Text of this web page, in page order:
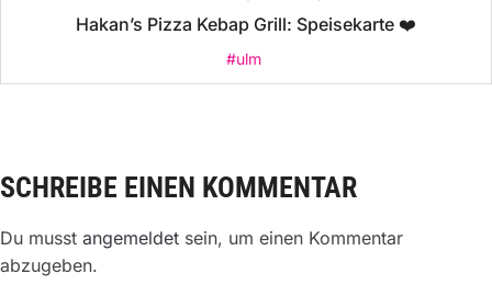
Hakan’s Pizza Kebap Grill: Speisekarte ❤️
#ulm
SCHREIBE EINEN KOMMENTAR
Du musst angemeldet sein, um einen Kommentar
abzugeben.